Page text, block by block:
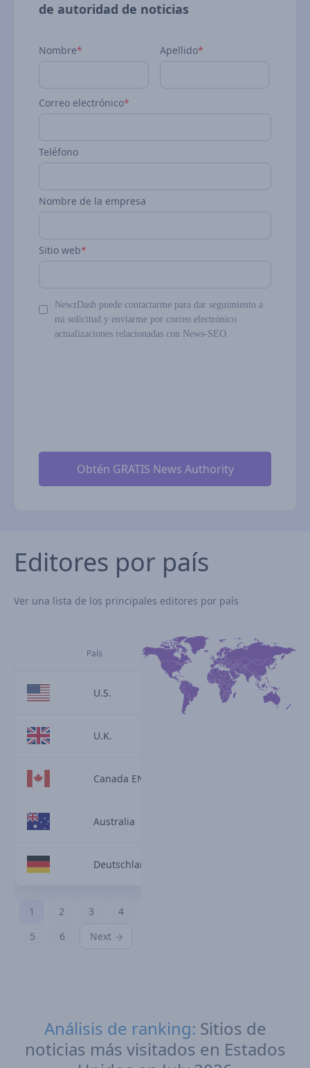
de autoridad de noticias
Nombre* Apellido*
Correo electrónico*
Teléfono
Nombre de la empresa
Sitio web*
NewzDash puede contactarme para dar seguimiento a
mi solicitud y enviarme por correo electrónico
actualizaciones relacionadas con News-SEO.
Editores por país
Ver una lista de los principales editores por país
País
U.S.
U.K.
Canada EN
Australia
Deutschland
1 2 3
4
5
6 Next
Análisis de ranking: Sitios de
noticias más visitados en Estados